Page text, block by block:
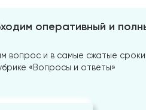
оперативный и
вопрос и в самые сжатые
«Вопросы и ответы»